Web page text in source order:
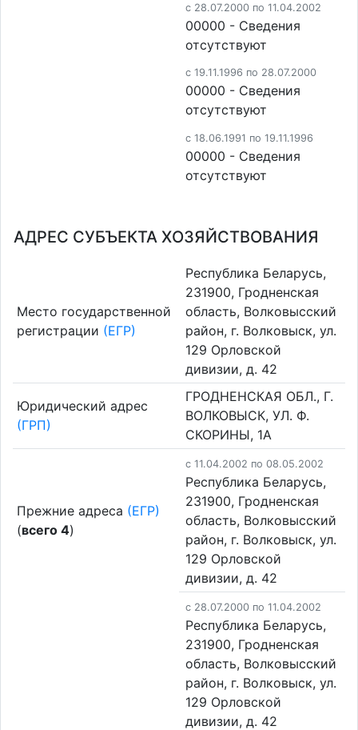
c 28.07.2000 по 11.04.2002
00000 - Cведения
отсутствуют
c 19.11.1996 по 28.07.2000
00000 - Cведения
отсутствуют
c 18.06.1991 по 19.11.1996
00000 - Cведения
отсутствуют
АДРЕС СУБЪЕКТА ХОЗЯЙСТВОВАНИЯ
Место государственной
регистрации (ЕГР)
Республика Беларусь,
231900, Гродненская
область, Волковысский
район, г. Волковыск, ул.
129 Орловской
дивизии, д. 42
Юридический адрес
(ГРП)
ГРОДНЕНСКАЯ ОБЛ., Г.
ВОЛКОВЫСК, УЛ. Ф.
СКОРИНЫ, 1А
Прежние адреса (ЕГР)
(всего 4)
c 11.04.2002 по 08.05.2002
Республика Беларусь,
231900, Гродненская
область, Волковысский
район, г. Волковыск, ул.
129 Орловской
дивизии, д. 42
c 28.07.2000 по 11.04.2002
Республика Беларусь,
231900, Гродненская
область, Волковысский
район, г. Волковыск, ул.
129 Орловской
дивизии, д. 42